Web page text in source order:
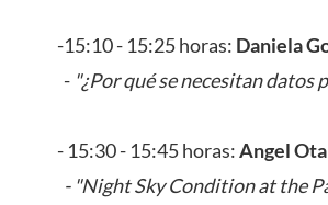
-15:10 - 15:25 horas: Daniela
- "¿Por qué se necesitan datos
- 15:30 - 15:45 horas:Angel
- "Night Sky Condition at the